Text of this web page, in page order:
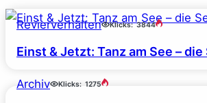
Revierverhalten Klicks: 3844
Einst & Jetzt: Tanz am See –
Archiv Klicks: 1275